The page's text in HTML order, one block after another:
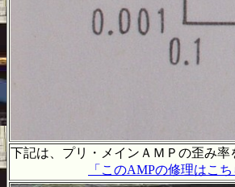
下記は、プリ・メインＡＭＰの歪み
「このAMPの修理はこち